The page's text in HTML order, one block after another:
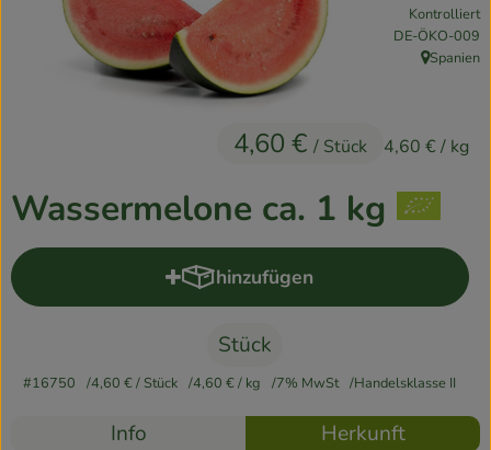
Kühlschrank
Brotkorb
Drogerie
Über uns
Wassermelone ca. 1 kg
4,60 € / Stück 4,60 € / kg
Kontrolliert
, Kontrollstelle:
DE-ÖKO-009
, Herkunft:
Spanien
hinzufügen
Produkt zum Warenkorb
Stück
#16750 4,60 €/ Stück 4,60 €/ kg 7% MwSt Handelsklasse II
Rezepte
Info Herkunft